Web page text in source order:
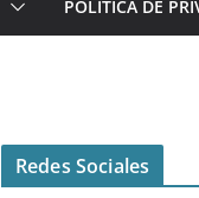
POLÍTICA DE
Redes Sociales